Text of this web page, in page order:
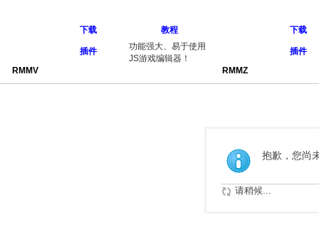
RMMV
下载 教程
插件
功能强大、易于使用
JS游戏编辑器！
RMMZ
下载
插件
抱歉，您尚
请稍候...